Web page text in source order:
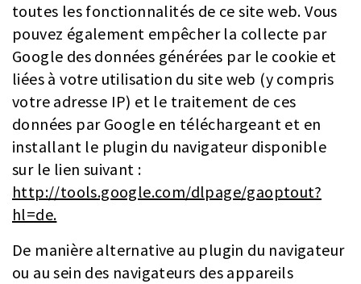
toutes les fonctionnalités de ce site web. Vous
pouvez également empêcher la collecte par
Google des données générées par le cookie et
liées à votre utilisation du site web (y compris
votre adresse IP) et le traitement de ces
données par Google en téléchargeant et en
installant le plugin du navigateur disponible
sur le lien suivant :
http://tools.google.com/dlpage/gaoptout?
hl=de.
De manière alternative au plugin du navigateur
ou au sein des navigateurs des appareils